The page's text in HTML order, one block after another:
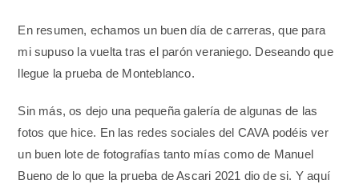
En resumen, echamos un buen día de carreras, que para
mi supuso la vuelta tras el parón veraniego. Deseando que
llegue la prueba de Monteblanco.
Sin más, os dejo una pequeña galería de algunas de las
fotos que hice. En las redes sociales del CAVA podéis ver
un buen lote de fotografías tanto mías como de Manuel
Bueno de lo que la prueba de Ascari 2021 dio de si. Y aquí